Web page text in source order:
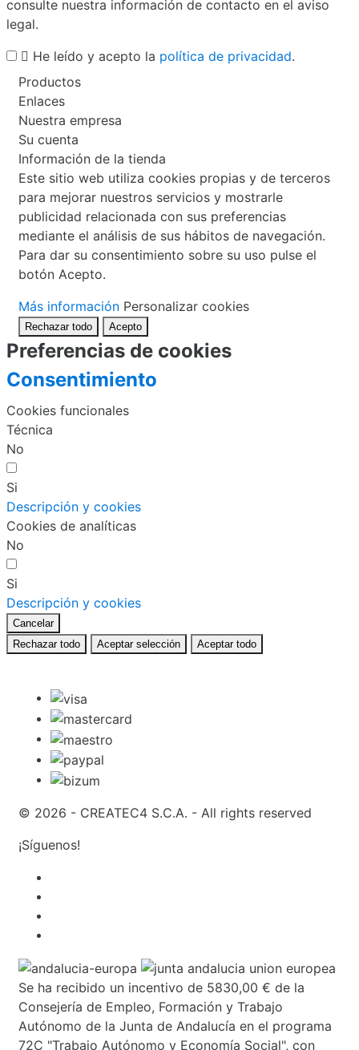
consulte nuestra información de contacto en el aviso
legal.
 He leído y acepto la política de privacidad.
Productos
Enlaces
Nuestra empresa
Su cuenta
Información de la tienda
Este sitio web utiliza cookies propias y de terceros
para mejorar nuestros servicios y mostrarle
publicidad relacionada con sus preferencias
mediante el análisis de sus hábitos de navegación.
Para dar su consentimiento sobre su uso pulse el
botón Acepto.
Más información Personalizar cookies
Rechazar todo Acepto
Preferencias de cookies
Consentimiento
Cookies funcionales
Técnica
No
Si
Descripción y cookies
Cookies de analíticas
No
Si
Descripción y cookies
Cancelar
Rechazar todo
Aceptar selección Aceptar todo
© 2026 - CREATEC4 S.C.A. - All rights reserved
¡Síguenos!
Se ha recibido un incentivo de 5830,00 € de la
Consejería de Empleo, Formación y Trabajo
Autónomo de la Junta de Andalucía en el programa
72C "Trabajo Autónomo y Economía Social", con